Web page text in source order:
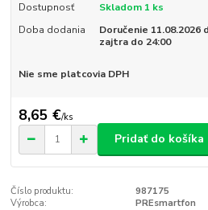
Dostupnosť
Skladom 1 ks
Doba dodania
Doručenie 11.08.2026
zajtra do 24:00
Nie sme platcovia DPH
8,65 €/ks
Pridať do košíka
Číslo produktu:
987175
Výrobca:
PREsmartfon